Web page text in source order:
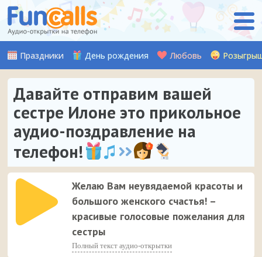
Праздники День рождения Любовь
Давайте отправим вашей
сестре Илоне это прикольное
аудио-поздравление на
телефон!
Желаю Вам неувядаемой красоты и
большого женского счастья! –
красивые голосовые пожелания для
сестры
Полный текст аудио-открытки